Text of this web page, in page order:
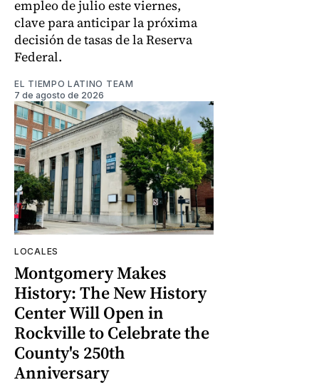
empleo de julio este viernes,
clave para anticipar la próxima
decisión de tasas de la Reserva
Federal.
EL TIEMPO LATINO TEAM
7 de agosto de 2026
LOCALES
Montgomery Makes
History: The New History
Center Will Open in
Rockville to Celebrate the
County's 250th
Anniversary